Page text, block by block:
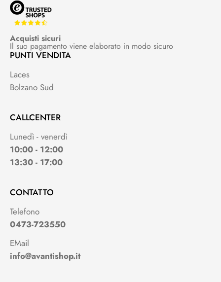
Acquisti sicuri
Il suo pagamento viene elaborato in modo sicuro
PUNTI VENDITA
Laces
Bolzano Sud
CALLCENTER
Lunedì - venerdì
10:00 - 12:00
13:30 - 17:00
CONTATTO
Telefono
0473-723550
EMail
info@avantishop.it